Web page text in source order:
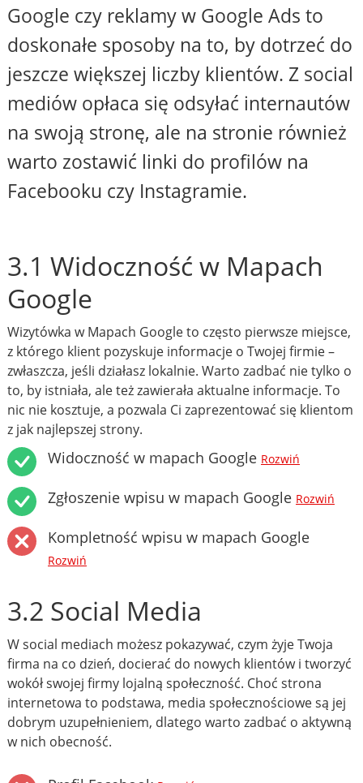
Google czy reklamy w Google Ads to
doskonałe sposoby na to, by dotrzeć do
jeszcze większej liczby klientów. Z social
mediów opłaca się odsyłać internautów
na swoją stronę, ale na stronie również
warto zostawić linki do profilów na
Facebooku czy Instagramie.
3.1 Widoczność w Mapach
Google
Wizytówka w Mapach Google to często pierwsze miejsce,
z którego klient pozyskuje informacje o Twojej firmie –
zwłaszcza, jeśli działasz lokalnie. Warto zadbać nie tylko o
to, by istniała, ale też zawierała aktualne informacje. To
nic nie kosztuje, a pozwala Ci zaprezentować się klientom
z jak najlepszej strony.
Widoczność w mapach Google Rozwiń
Zgłoszenie wpisu w mapach Google Rozwiń
Kompletność wpisu w mapach Google
Rozwiń
3.2 Social Media
W social mediach możesz pokazywać, czym żyje Twoja
firma na co dzień, docierać do nowych klientów i tworzyć
wokół swojej firmy lojalną społeczność. Choć strona
internetowa to podstawa, media społecznościowe są jej
dobrym uzupełnieniem, dlatego warto zadbać o aktywną
w nich obecność.